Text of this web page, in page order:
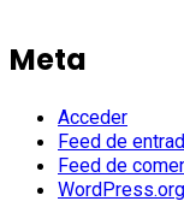
Meta
Acceder
Feed de
Feed de
WordPress.org